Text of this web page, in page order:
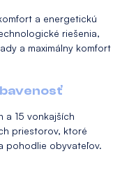
a energetickú
riešenia,
a maximálny komfort
a 15 vonkajších
priestorov, ktoré
pohodlie obyvateľov.